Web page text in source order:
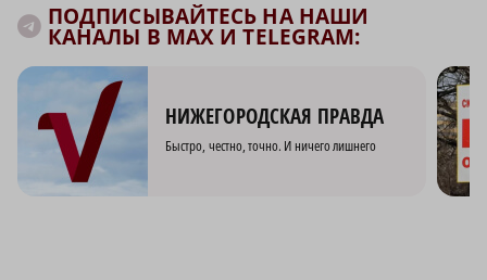
ПОДПИСЫВАЙТЕСЬ НА НАШИ
КАНАЛЫ В MAX И TELEGRAM:
НИЖЕГОРОДСКАЯ ПРАВДА
Быстро, честно, точно. И ничего лишнего